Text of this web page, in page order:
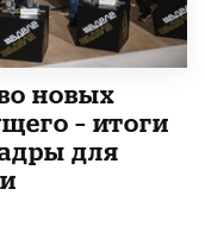
новых
– итоги
для